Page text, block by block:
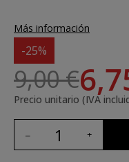
Más información
-25%
9,00 €
Precio unitario (IVA